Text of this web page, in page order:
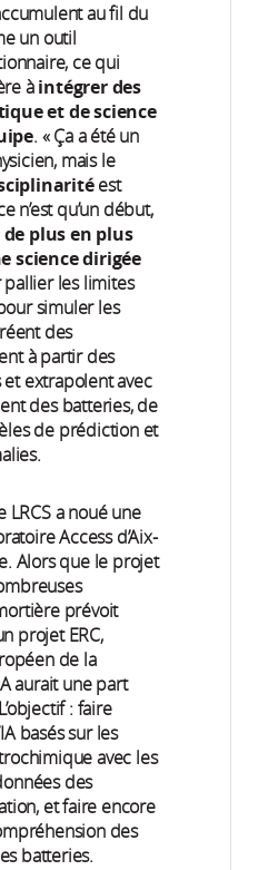
au fil du
un outil
ce qui
àintégrer des
et de science
. « Ça a été un
mais le
est
n’est qu’un début,
de plus en plus
science dirigée
pallier les limites
simuler les
des
à partir des
extrapolent avec
des batteries, de
de prédiction et
LRCS a noué une
Access d’Aix-
Alors que le projet
prévoit
projet ERC,
de la
aurait une part
: faire
basés sur les
avec les
des
et faire encore
des
batteries.